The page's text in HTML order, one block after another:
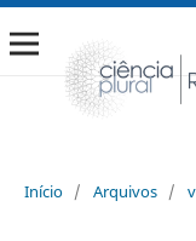
Início / Arquivos /